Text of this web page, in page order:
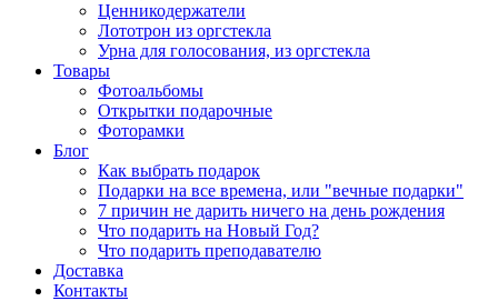
Ценникодержатели
Лототрон из оргстекла
Урна для голосования, из оргстекла
Товары
Фотоальбомы
Открытки подарочные
Фоторамки
Блог
Как выбрать подарок
Подарки на все времена, или "вечные подарки"
7 причин не дарить ничего на день рождения
Что подарить на Новый Год?
Что подарить преподавателю
Доставка
Контакты